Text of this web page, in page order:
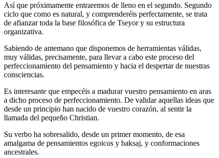
Así que próximamente entraremos de lleno en el segundo. Segundo
ciclo que como es natural, y comprenderéis perfectamente, se trata
de afianzar toda la base filosófica de Tseyor y su estructura
organizativa.
Sabiendo de antemano que disponemos de herramientas válidas,
muy válidas, precisamente, para llevar a cabo este proceso del
perfeccionamiento del pensamiento y hacia el despertar de nuestras
consciencias.
Es interesante que empecéis a madurar vuestro pensamiento en aras
a dicho proceso de perfeccionamiento. De validar aquellas ideas que
desde un principio han nacido de vuestro corazón, al sentir la
llamada del pequeño Christian.
Su verbo ha sobresalido, desde un primer momento, de esa
amalgama de pensamientos egoicos y baksaj, y conformaciones
ancestrales.